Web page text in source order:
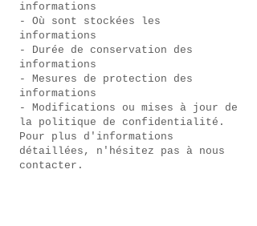
informations
- Où sont stockées les
informations
- Durée de conservation des
informations
- Mesures de protection des
informations
- Modifications ou mises à jour de
la politique de confidentialité.
Pour plus d'informations
détaillées, n'hésitez pas à nous
contacter.